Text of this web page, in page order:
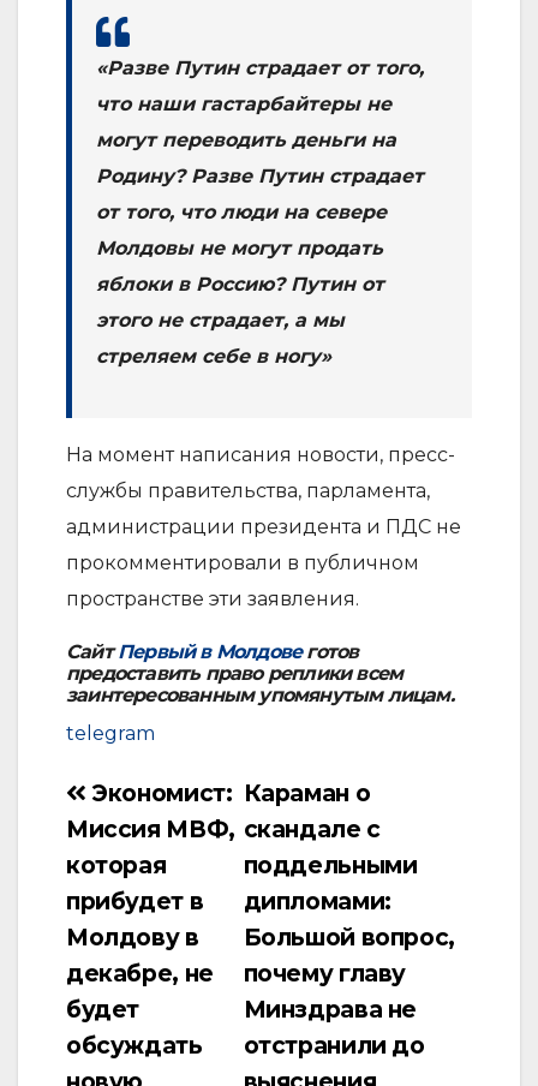
«Разве Путин страдает от того,
что наши гастарбайтеры не
могут переводить деньги на
Родину? Разве Путин страдает
от того, что люди на севере
Молдовы не могут продать
яблоки в Россию? Путин от
этого не страдает, а мы
стреляем себе в ногу»
На момент написания новости, пресс-
службы правительства, парламента,
администрации президента и ПДС не
прокомментировали в публичном
пространстве эти заявления.
СайтПервый в Молдовеготов
предоставить право реплики всем
заинтересованным упомянутым лицам.
telegram
Навигация
по
записям
Караман о
скандале с
поддельными
дипломами:
Большой вопрос,
почему главу
Минздрава не
отстранили до
Экономист:
Миссия МВФ,
которая
прибудет в
Молдову в
декабре, не
будет
обсуждать